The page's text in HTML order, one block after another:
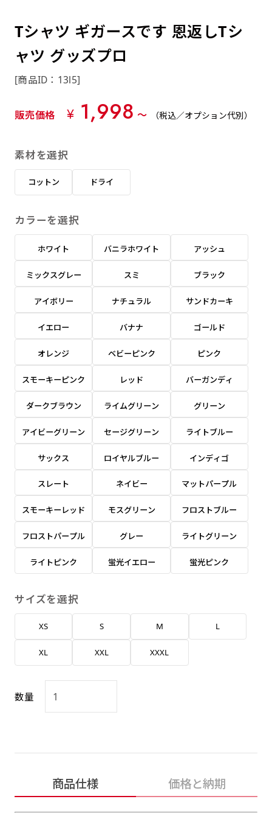
Tシャツ ギガースです 恩返しTシ
ャツ グッズプロ
[商品ID：13l5]
販売価格 ¥ 1,998 〜 （税込／オプション代別）
素材を選択
コットン ドライ
カラーを選択
ホワイト バニラホワイト アッシュ
ミックスグレー スミ ブラック
アイボリー ナチュラル サンドカーキ
イエロー バナナ ゴールド
オレンジ ベビーピンク ピンク
スモーキーピンク レッド バーガンディ
ダークブラウン ライムグリーン グリーン
アイビーグリーン セージグリーン ライトブルー
サックス ロイヤルブルー インディゴ
スレート ネイビー マットパープル
スモーキーレッド モスグリーン フロストブルー
フロストパープル グレー ライトグリーン
ライトピンク 蛍光イエロー 蛍光ピンク
サイズを選択
XS S M L
XL XXL XXXL
数量
商品仕様 価格と納期
つくった、◯◯のぼり」の様に曖昧でも構い
ません。
リピート（要画像確認）［ +298円 ］
弊社よりJPG画像をお送りします。ご確認のお
入稿（AI／PSD）
購入時の案内に沿って入稿してください。［
入稿（AI／PSD）（要画像確認）［ +298円
］
弊社よりJPG画像をお送りします。ご確認のお
返事を頂いたあとに製作開始いたします。
デザイン依頼［ +3,998円 ］
イルまたは、文章でお知らせください。
文字だけのぼり［ +1,298円 ］
ご購入時の案内に沿って、文字をご指定くだ
さい。
文字だけのぼり（要画像確認）［ +1,598円
弊社よりJPG画像をお送りします。ご確認のお
返事を頂いたあとに製作開始いたします。
する場合があります。
セル不可となります。
名入れ［+999円］
文字のみの名入れが可能です。
名入れ（要画像確認）［+1,298円］
弊社よりJPG画像をお送りします。ご確認のお
返事を頂いたあとに製作開始いたします。
ロゴ有り名入れ［ +1,498円］
ご購入時の案内にそって、デザイン画のファ
イルまたは、文章でお知らせください。
ロゴ有り名入れ（要画像確認）［ +1,798
円］
弊社よりJPG画像をお送りします。ご確認のお
返事を頂いたあとに製作開始いたします。
デザインの色や文字等が変更いただけます。
幅は標準サイズですが高さが30cm 低いです。
近距離の歩行者や、特に女性の目線を意識したい
スリム(45x180)
飾る場所に対して、標準サイズでは大きすぎると
感じる場合や、立てる本数を増やしたい場合はこ
ちらです。
幅が15cm 狭くなっておりスリムな印象を受けま
す。
コンパクト(45x150)
あまり一般的でないサイズですが最近、注文が増
コンビニさんなどで多いです。 お店の外観の邪魔
になりづらく、狭い範囲で沢山飾れます。
魔になりにくいのがポイントです。ハーフ用のポ
ールが必要です。
台座タイプ・吸盤タイプ・クリップタイプがござ
います。レジカウンターや商品棚にぴったりで
幅は標準サイズですが高さが30cm 低いです。
近距離の歩行者や、特に女性の目線を意識したい
スリム(180x45)
飾る場所に対して、標準サイズでは大きすぎると
感じる場合や、立てる本数を増やしたい場合はこ
ちらです。
幅が15cm 狭くなっておりスリムな印象を受けま
す。
コンパクト(150x45)
あまり一般的でないサイズですが最近、注文が増
コンビニさんなどで多いです。 お店の外観の邪魔
になりづらく、狭い範囲で沢山飾れます。
店内用です。お客さんの歩行や陳列した商品の邪
魔になりにくいのがポイントです。ハーフ用のポ
ールが必要です。
台座タイプ・吸盤タイプ・クリップタイプがござ
います。レジカウンターや商品棚にぴったりで
上下チチ
チチ無し
上左チチと
上右チチと
左棒袋縫い
右棒袋縫い
（上と右）
上棒袋縫い
（上のみ）
上下棒袋縫い
（上と下）
タペストリー
加工
※パイプ紐付き
その他
※備考欄に要望をお書きください
Aバナー用チチ
（上2下2）
上左右チチ
（上と左右）
ハトメ四隅
ハトメ上4つ
（+1営業日）
ハトメ上下4つ
（+1営業日）
上棒袋縫い
（上のみ）
（上のみ） その他
※備考欄に要望をお書きください
四辺補強
ポンジをやや厚くした生地です。ポンジと比
べると約2倍の厚みがあります。タペストリー
1本（2分割）の場合だと
文字の間にスリットが入ります